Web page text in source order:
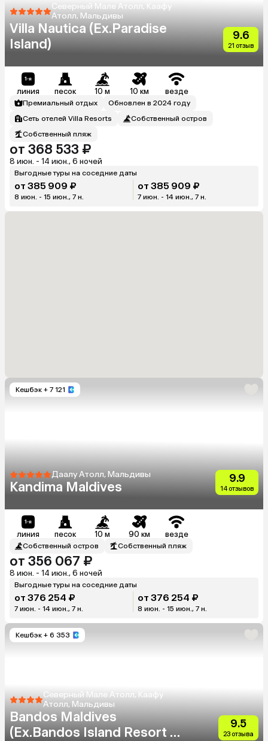
Северный Мале Атолл, Каафу
Атолл, Мальдивы
Villa Nautica (Ex.Paradise
Island)
9.6
21 отзыв
линия песок 10 м 10 км везде
Премиальный отдых
Обновлен в 2024 году
Сеть отелей Villa Resorts
Собственный остров
Собственный пляж
от 368 533 ₽
8 июн. - 14 июн., 6 ночей
Выгодные туры на соседние даты
от 385 909 ₽
8 июн. - 15 июн., 7 н.
от 385 909 ₽
7 июн. - 14 июн., 7 н.
Кешбэк + 7 121
Даалу Атолл, Мальдивы
Kandima Maldives
9.9
14 отзывов
линия песок 10 м 90 км везде
Собственный остров Собственный пляж
от 356 067 ₽
8 июн. - 14 июн., 6 ночей
Выгодные туры на соседние даты
от 376 254 ₽
7 июн. - 14 июн., 7 н.
от 376 254 ₽
8 июн. - 15 июн., 7 н.
Кешбэк + 6 353
Северный Мале Атолл, Каафу
Атолл, Мальдивы
Bandos Maldives
(Ex.Bandos Island Resort &
9.5
23 отзыва